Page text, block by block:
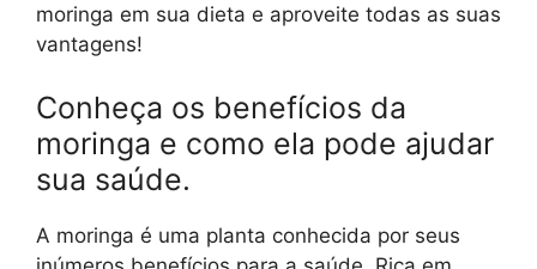
moringa em sua dieta e aproveite todas as suas
vantagens!
Conheça os benefícios da
moringa e como ela pode ajudar
sua saúde.
A moringa é uma planta conhecida por seus